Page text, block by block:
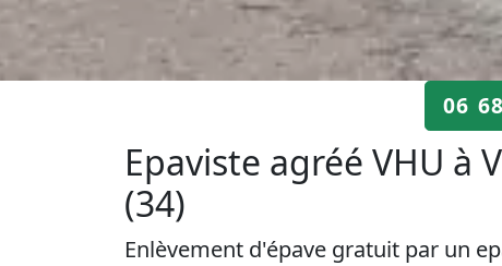
06
Epaviste agréé VHU à
(34)
Enlèvement d'épave gratuit par un